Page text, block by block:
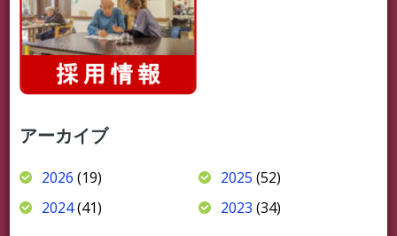
アーカイブ
2026 (19) 2025 (52)
2024(41) 2023 (34)